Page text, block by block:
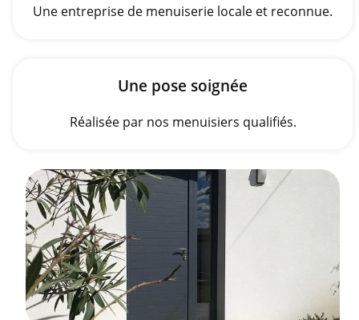
Une entreprise de menuiserie locale et reconnue.
Une pose soignée
Réalisée par nos menuisiers qualifiés.